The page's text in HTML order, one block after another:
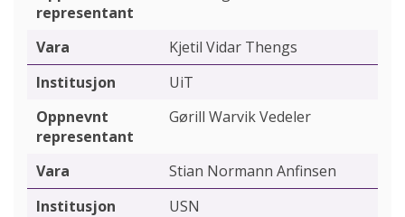
Kjetil Vidar Thengs
UiT
Gørill Warvik Vedeler
Stian Normann Anfinsen
USN